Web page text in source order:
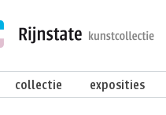
collectie exposities